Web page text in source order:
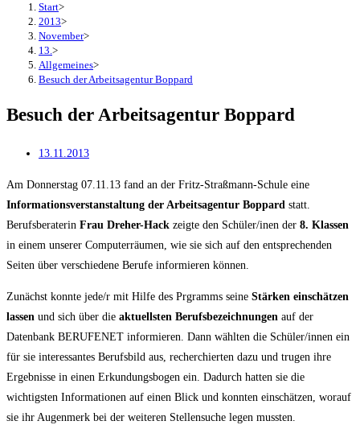
Start>
2013>
November>
13. >
Allgemeines>
Besuch der Arbeitsagentur Boppard
Besuch der Arbeitsagentur Boppard
13.11.2013
Am Donnerstag 07.11.13 fand an der Fritz-Straßmann-Schule eine
Informationsverstanstaltung der Arbeitsagentur Boppard statt.
Berufsberaterin Frau Dreher-Hack zeigte den Schüler/inen der 8. Klassen
in einem unserer Computerräumen, wie sie sich auf den entsprechenden
Seiten über verschiedene Berufe informieren können.
Zunächst konnte jede/r mit Hilfe des Prgramms seine Stärken einschätzen
lassen und sich über die aktuellsten Berufsbezeichnungen auf der
Datenbank BERUFENET informieren. Dann wählten die Schüler/innen ein
für sie interessantes Berufsbild aus, recherchierten dazu und trugen ihre
Ergebnisse in einen Erkundungsbogen ein. Dadurch hatten sie die
wichtigsten Informationen auf einen Blick und konnten einschätzen, worauf
sie ihr Augenmerk bei der weiteren Stellensuche legen mussten.